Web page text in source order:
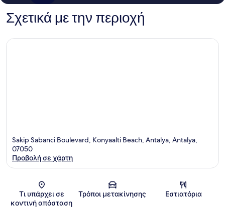
Σχετικά με την περιοχή
Sakip Sabanci Boulevard, Konyaalti Beach, Antalya, Antalya,
07050
Προβολή σε χάρτη
Τι υπάρχει σε
κοντινή απόσταση
Τρόποι μετακίνησης Εστιατόρια